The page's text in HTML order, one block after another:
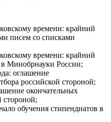
времени: крайний
писем со списками
времени: крайний
в Минобрнауки России;
оглашение
российской стороной;
окончательных
стороной;
обучения стипендиатов в